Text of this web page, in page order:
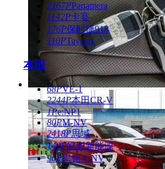
2167PPanamera
1142P卡宴
176P保时捷918
110PTaycan
本田
68PVE-1
2244P本田CR-V
1Pe:NP1
80PM-NV
2418P思域
149P皓影新能源
96P思铭X-NV